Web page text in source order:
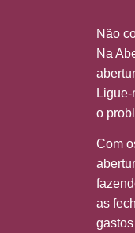
Não
Na
o
Com
as